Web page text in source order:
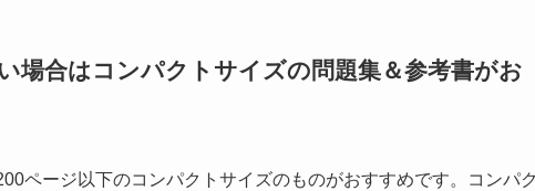
場合はコンパクトサイズの問題集＆参考書がお
ページ以下のコンパクトサイズのものがおすすめです。コンパ